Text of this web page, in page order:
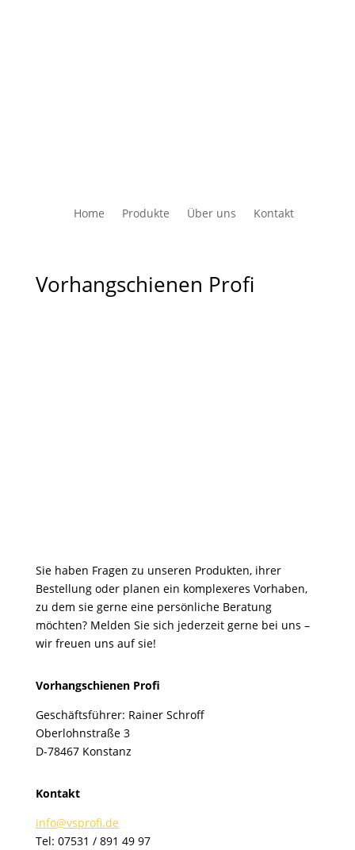
Home Produkte Über uns Kontakt
Vorhangschienen Profi
Sie haben Fragen zu unseren Produkten, ihrer
Bestellung oder planen ein komplexeres Vorhaben,
zu dem sie gerne eine persönliche Beratung
möchten? Melden Sie sich jederzeit gerne bei uns –
wir freuen uns auf sie!
Vorhangschienen Profi
Geschäftsführer: Rainer Schroff
Oberlohnstraße 3
D-78467 Konstanz
Kontakt
info@vsprofi.de
Tel: 07531 / 891 49 97